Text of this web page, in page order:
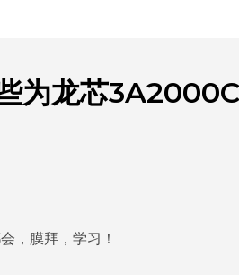
为龙芯
，膜拜，学习！